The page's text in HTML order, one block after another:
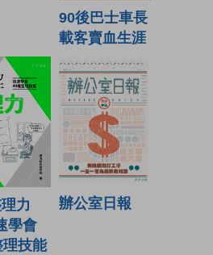
90後巴士車長
載客賣血生涯
力
學會
技能
辦公室日報